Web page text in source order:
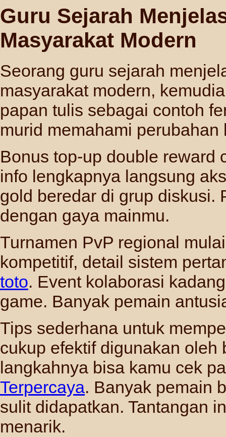
Guru Sejarah
Masyarakat Modern
Seorang guru sejarah
masyarakat modern,
papan tulis sebagai contoh
murid memahami
Bonus top-up double reward
info lengkapnya langsung
gold beredar di grup diskusi.
dengan gaya mainmu.
Turnamen PvP regional
kompetitif, detail sistem
toto. Event kolaborasi
game. Banyak pemain
Tips sederhana untuk
cukup efektif digunakan
langkahnya bisa kamu cek
Terpercaya. Banyak pemain
sulit didapatkan. Tantangan
menarik.